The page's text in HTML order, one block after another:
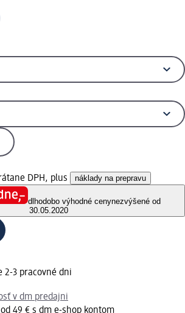
DPH, plus náklady na prepravu
dlhodobo výhodné cenynezvýšené od
30.05.2020
2-3 pracovné dni
v dm predajni
49 € s dm e-shop kontom